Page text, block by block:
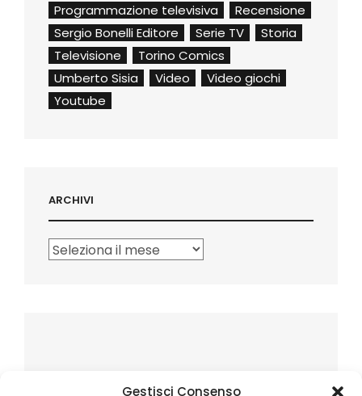
Gestisci Consenso
Programmazione televisiva
Recensione
Sergio Bonelli Editore
Serie TV
Storia
Televisione
Torino Comics
Umberto Sisia
Video
Video giochi
Youtube
ARCHIVI
Archivi